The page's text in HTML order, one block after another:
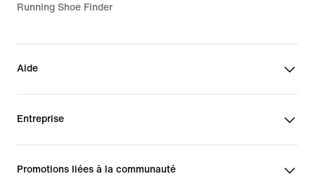
Running Shoe Finder
Aide
Entreprise
Promotions liées à la communauté